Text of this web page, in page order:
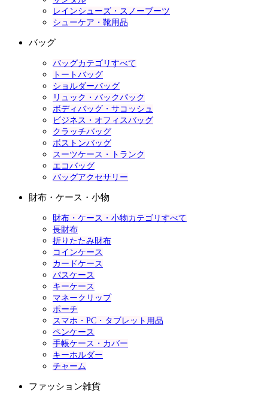
レインシューズ・スノーブーツ
シューケア・靴用品
バッグ
バッグカテゴリすべて
トートバッグ
ショルダーバッグ
リュック・バックパック
ボディバッグ・サコッシュ
ビジネス・オフィスバッグ
クラッチバッグ
ボストンバッグ
スーツケース・トランク
エコバッグ
バッグアクセサリー
財布・ケース・小物
財布・ケース・小物カテゴリすべて
長財布
折りたたみ財布
コインケース
カードケース
パスケース
キーケース
マネークリップ
ポーチ
スマホ・PC・タブレット用品
ペンケース
手帳ケース・カバー
キーホルダー
チャーム
ファッション雑貨